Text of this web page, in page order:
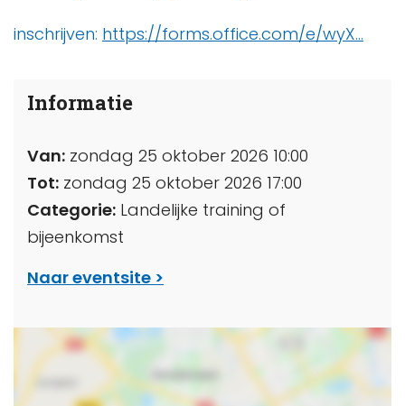
inschrijven: https://forms.office.com/e/wyX...
Informatie
Van: zondag 25 oktober 2026 10:00
Tot: zondag 25 oktober 2026 17:00
Categorie: Landelijke training of
bijeenkomst
Naar eventsite